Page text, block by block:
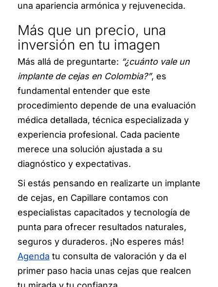
una apariencia armónica y rejuvenecida.
Más que un precio, una
inversión en tu imagen
Más allá de preguntarte: “¿cuánto vale un
implante de cejas en Colombia?”, es
fundamental entender que este
procedimiento depende de una evaluación
médica detallada, técnica especializada y
experiencia profesional. Cada paciente
merece una solución ajustada a su
diagnóstico y expectativas.
Si estás pensando en realizarte un implante
de cejas, en Capillare contamos con
especialistas capacitados y tecnología de
punta para ofrecer resultados naturales,
seguros y duraderos. ¡No esperes más!
Agenda tu consulta de valoración y da el
primer paso hacia unas cejas que realcen